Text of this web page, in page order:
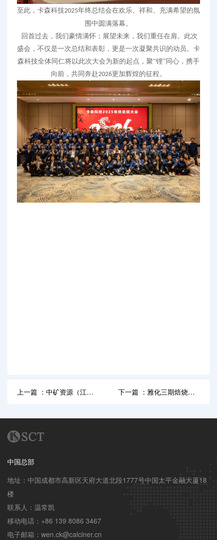
至此， 卡森科技2025年终总结会在欢乐、祥和、充满希望的氛
围中圆满落幕。
回首过去，我们豪情满怀；展望未来，我们重任在肩。此次
盛会，不仅是一次总结和表彰，更是一次凝聚共识的动员。 卡
森科技全体同仁将以此次大会为新的起点，聚“锂”同心，携手
向前，共同奔赴2026更加辉煌的征程。
上一篇 ：中矿资源（江
下一篇 ：雅化三期焙烧、
中国总部
地址：中国成都市高新区天府大道北段1777号中国太平金融大厦18
楼
联系人：温常凯
移动电话：+86 139 8086 3467
电子邮箱：wen.ck@calciner.cn